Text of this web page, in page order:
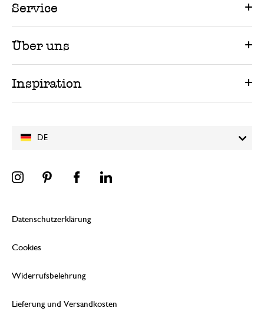
DE
Service
Über uns
Inspiration
Datenschutzerklärung
Cookies
Widerrufsbelehrung
Lieferung und Versandkosten